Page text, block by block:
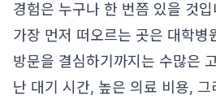
경험은 누구나 한 번쯤 있을 것
가장 먼저 떠오르는 곳은 대학병
방문을 결심하기까지는 수많은
난 대기 시간, 높은 의료 비용, 그